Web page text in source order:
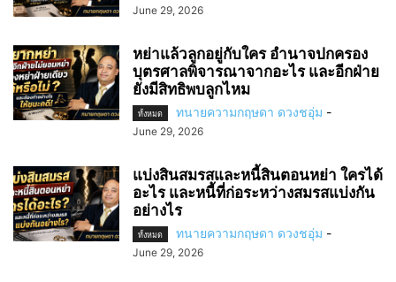
June 29, 2026
หย่าแล้วลูกอยู่กับใคร อำนาจปกครอง
บุตรศาลพิจารณาจากอะไร และอีกฝ่าย
ยังมีสิทธิพบลูกไหม
ทั้งหมด ทนายความกฤษดา ดวงชอุ่ม -
June 29, 2026
แบ่งสินสมรสและหนี้สินตอนหย่า ใครได้
อะไร และหนี้ที่ก่อระหว่างสมรสแบ่งกัน
อย่างไร
ทั้งหมด ทนายความกฤษดา ดวงชอุ่ม -
June 29, 2026